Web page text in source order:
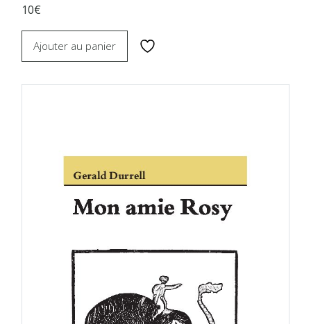
10€
Ajouter au panier